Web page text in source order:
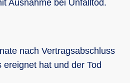
Ausnahme bei Unfalltod.
nach Vertragsabschluss
hat und der Tod